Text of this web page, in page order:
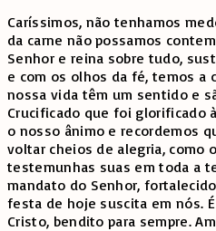
Caríssimos, não tenhamos
da carne não possamos
Senhor e reina sobre tudo,
e com os olhos da fé, temos a
nossa vida têm um sentido e
Crucificado que foi glorificado
o nosso ânimo e recordemos
voltar cheios de alegria, como
testemunhas suas em toda a
mandato do Senhor,
festa de hoje suscita em nós.
Cristo, bendito para sempre.